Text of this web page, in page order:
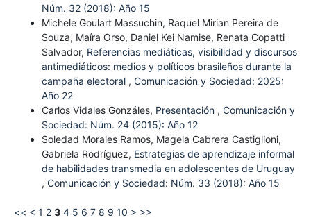
Núm. 32 (2018): Año 15
Michele Goulart Massuchin, Raquel Mirian Pereira de
Souza, Maíra Orso, Daniel Kei Namise, Renata Copatti
Salvador, Referencias mediáticas, visibilidad y discursos
antimediáticos: medios y políticos brasileños durante la
campaña electoral , Comunicación y Sociedad: 2025:
Año 22
Carlos Vidales Gonzáles, Presentación , Comunicación y
Sociedad: Núm. 24 (2015): Año 12
Soledad Morales Ramos, Magela Cabrera Castiglioni,
Gabriela Rodríguez, Estrategias de aprendizaje informal
de habilidades transmedia en adolescentes de Uruguay
, Comunicación y Sociedad: Núm. 33 (2018): Año 15
<< < 1 2 3 4 5 6 7 8 9 10 > >>